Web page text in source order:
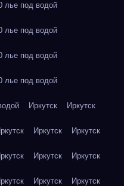
под водой
под водой
под водой
под водой
Иркутск Иркутск
Иркутск Иркутск
Иркутск Иркутск
Иркутск Иркутск